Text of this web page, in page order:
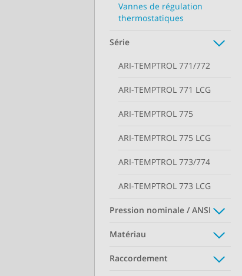
Vannes de régulation
thermostatiques
Série
ARI-TEMPTROL 771/772
ARI-TEMPTROL 771 LCG
ARI-TEMPTROL 775
ARI-TEMPTROL 775 LCG
ARI-TEMPTROL 773/774
ARI-TEMPTROL 773 LCG
Pression nominale / ANSI
Matériau
Raccordement